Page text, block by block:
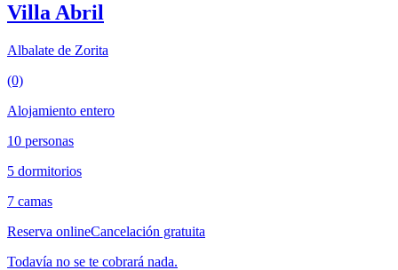
Villa Abril
Albalate de Zorita
(0)
Alojamiento entero
10 personas
5 dormitorios
7 camas
Reserva onlineCancelación gratuita
Todavía no se te cobrará nada.